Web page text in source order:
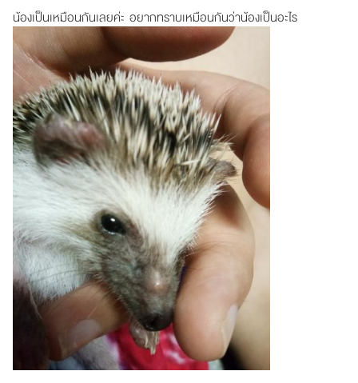
น้องเป็นเหมือนกันเลยค่ะ อยากทราบเหมือนกันว่าน้องเป็นอะไร